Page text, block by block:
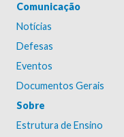
Comunicação
Notícias
Defesas
Eventos
Documentos Gerais
Sobre
Estrutura de Ensino